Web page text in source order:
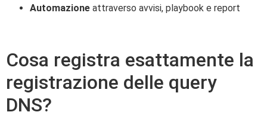
Automazione attraverso avvisi, playbook e report
Cosa registra esattamente la
registrazione delle query
DNS?